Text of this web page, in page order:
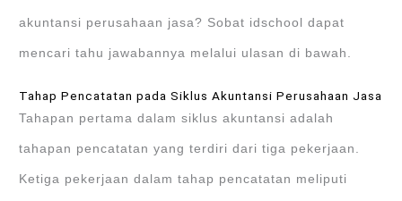
akuntansi perusahaan jasa? Sobat idschool dapat
mencari tahu jawabannya melalui ulasan di bawah.
Tahap Pencatatan pada Siklus Akuntansi Perusahaan Jasa
Tahapan pertama dalam siklus akuntansi adalah
tahapan pencatatan yang terdiri dari tiga pekerjaan.
Ketiga pekerjaan dalam tahap pencatatan meliputi